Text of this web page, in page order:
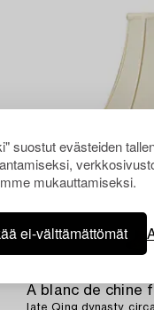
suostut evästeiden
mukauttamiseksi.
ei-välttämättömät
A blanc de chine
late Qing dynasty,